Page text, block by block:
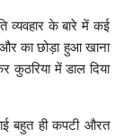
व्यवहार के बारे में कई
का छोड़ा हुआ खाना
कुठरिया में डाल दिया
बहुत ही कपटी औरत